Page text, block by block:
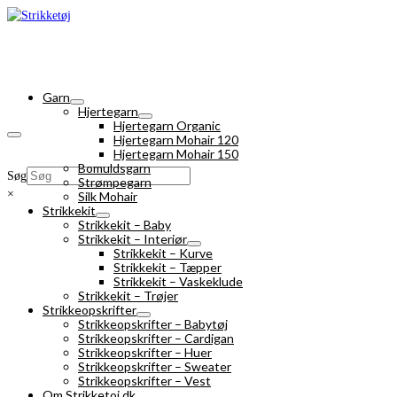
Søg
×
Garn
Hjertegarn
Hjertegarn Organic
Hjertegarn Mohair 120
Hjertegarn Mohair 150
Bomuldsgarn
Strømpegarn
Silk Mohair
Strikkekit
Strikkekit – Baby
Strikkekit – Interiør
Strikkekit – Kurve
Strikkekit – Tæpper
Strikkekit – Vaskeklude
Strikkekit – Trøjer
Strikkeopskrifter
Strikkeopskrifter – Babytøj
Strikkeopskrifter – Cardigan
Strikkeopskrifter – Huer
Strikkeopskrifter – Sweater
Strikkeopskrifter – Vest